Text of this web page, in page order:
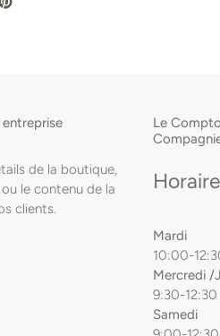
de la boutique,
le contenu de la
clients.
Le
Mardi
10:00-
Mercredi /
9:30-12:30
Samedi